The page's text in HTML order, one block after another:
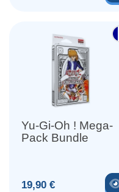
Yu-Gi-Oh ! Mega-
Pack Bundle
Prix
19,90 €